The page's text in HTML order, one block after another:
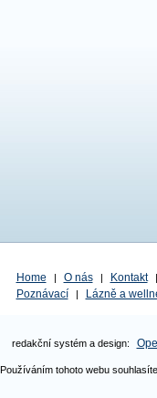
Home | O nás | Kontakt |
Poznávací
| Lázně a
redakční systém a design:
Používáním tohoto webu